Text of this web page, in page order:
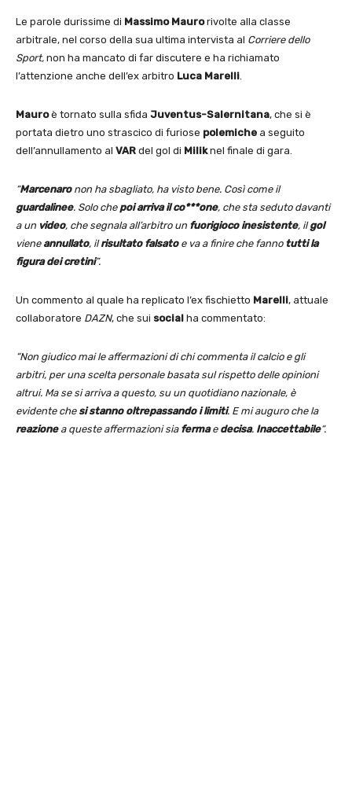
Le parole durissime di Massimo Maurorivolte alla classe
arbitrale, nel corso della sua ultima intervista al Corriere dello
Sport, non ha mancato di far discutere e ha richiamato
l’attenzione anche dell’ex arbitro Luca Marelli.
Mauroè tornato sulla sfida Juventus-Salernitana, che si è
portata dietro uno strascico di furiose polemiche a seguito
dell’annullamento al VAR del gol di Miliknel finale di gara.
“Marcenaronon ha sbagliato, ha visto bene. Così come il
guardalinee. Solo che poi arriva il co***one, che sta seduto davanti
a un video, che segnala all’arbitro un fuorigioco inesistente, ilgol
vieneannullato, ilrisultato falsatoe va a finire che fanno tutti la
figura dei cretini”.
Un commento al quale ha replicato l’ex fischietto Marelli, attuale
collaboratore DAZN, che sui social ha commentato:
“Non giudico mai le affermazioni di chi commenta il calcio e gli
arbitri, per una scelta personale basata sul rispetto delle opinioni
altrui. Ma se si arriva a questo, su un quotidiano nazionale, è
evidente che si stanno oltrepassando i limiti. E mi auguro che la
reazionea queste affermazioni sia fermae decisa. Inaccettabile“.